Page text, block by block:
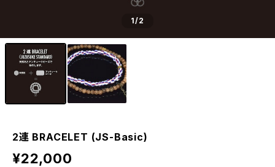
1/2
2連 BRACELET (JS-Basic)
¥22,000